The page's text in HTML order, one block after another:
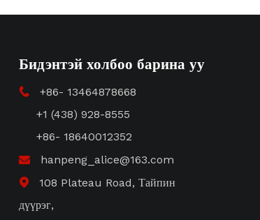
Бидэнтэй холбоо барина уу

+86- 13464878668
+1 (438) 928-8555
+86- 18640012352
 hanpeng_alice@163.com

108 Plateau Road, Тайпин
дүүрэг,